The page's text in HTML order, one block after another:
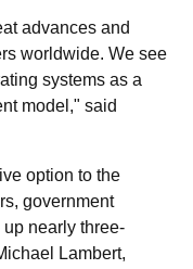
advances and
worldwide. We see
systems as a
model," said
option to the
government
nearly three-
Lambert,